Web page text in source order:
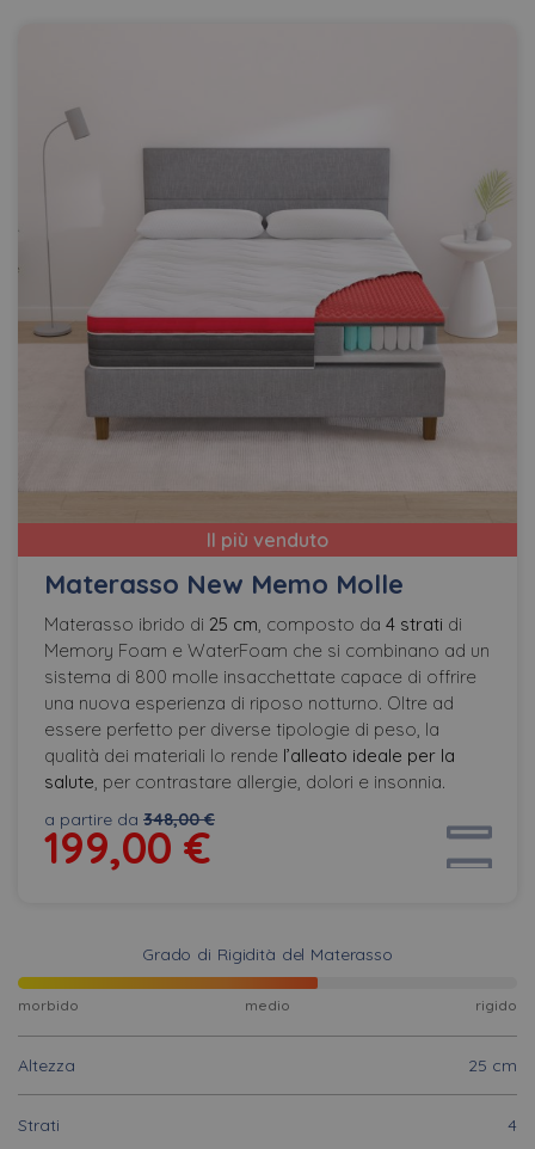
Il più venduto
Materasso New Memo Molle
Materasso ibrido di 25 cm , composto da 4 strati di
Memory Foam e WaterFoam che si combinano ad un
sistema di 800 molle insacchettate capace di offrire
una nuova esperienza di riposo notturno. Oltre ad
essere perfetto per diverse tipologie di peso, la
qualità dei materiali lo rende l’alleato ideale per la
salute , per contrastare allergie, dolori e insonnia.
a partire da 348,00 €
199,00 €
Grado di Rigidità del Materasso
morbido medio rigido
Altezza 25 cm
Strati 4